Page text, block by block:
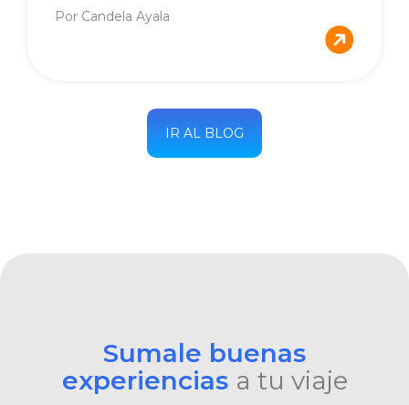
Por Candela Ayala
IR AL BLOG
Sumale buenas
experiencias a tu viaje